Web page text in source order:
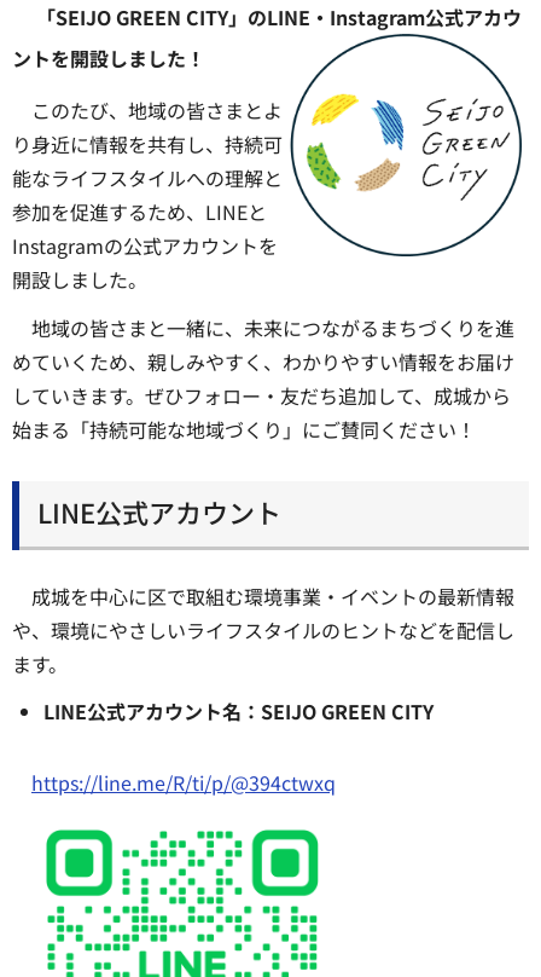
「SEIJO GREEN CITY」のLINE・Instagram公式アカウ
ントを開設しました！
このたび、地域の皆さまとよ
り身近に情報を共有し、持続可
能なライフスタイルへの理解と
参加を促進するため、LINEと
Instagramの公式アカウントを
開設しました。
地域の皆さまと一緒に、未来につながるまちづくりを進
めていくため、親しみやすく、わかりやすい情報をお届け
していきます。ぜひフォロー・友だち追加して、成城から
始まる「持続可能な地域づくり」にご賛同ください！
LINE公式アカウント
成城を中心に区で取組む環境事業・イベントの最新情報
や、環境にやさしいライフスタイルのヒントなどを配信し
ます。
LINE公式アカウント名：SEIJO GREEN CITY
https://line.me/R/ti/p/@394ctwxq